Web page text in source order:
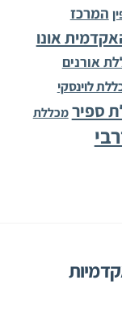
המרכז
אונו
אורנים
לוינסקי
ספיר מכללת